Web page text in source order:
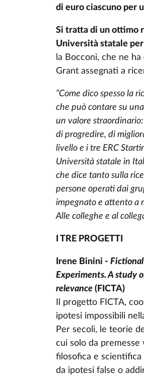
di euro ciascuno per
Si tratta di un ottimo
Università statale
la Bocconi, che ne
Grant assegnati a
“Come dico spesso la
che può contare su
un valore
di progredire, di
livello e i tre ERC
Università statale in
che dice tanto sulla
persone operati dai
impegnato e attento a
Alle colleghe e al
I TRE PROGETTI
Irene Binini -
Experiments. A study
relevance (FICTA)
Il progetto FICTA,
ipotesi impossibili
Per secoli, le teorie
cui solo da premesse
filosofica e
da ipotesi false o